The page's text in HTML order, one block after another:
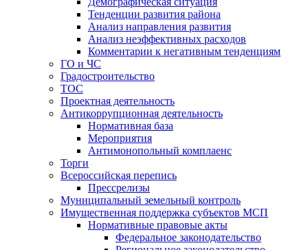
Тенденции развития района
Анализ направления развития
Анализ неэффективных расходов
Комментарии к негативным тенденциям
ГО и ЧС
Градостроительство
ТОС
Проектная деятельность
Антикоррупционная деятельность
Нормативная база
Мероприятия
Антимонопольный комплаенс
Торги
Всероссийская перепись
Прессрелизы
Муниципальный земельный контроль
Имущественная поддержка субъектов МСП
Нормативные правовые акты
Федеральное законодательство